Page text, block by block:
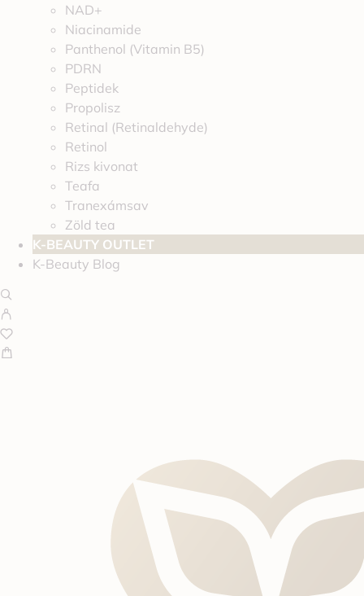
NAD+
Niacinamide
Panthenol (Vitamin B5)
PDRN
Peptidek
Propolisz
Retinal (Retinaldehyde)
Retinol
Rizs kivonat
Teafa
Tranexámsav
Zöld tea
K-BEAUTY OUTLET
K-Beauty Blog